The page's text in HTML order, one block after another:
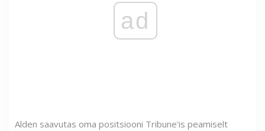
ad
Alden saavutas oma positsiooni Tribune'is peamiselt